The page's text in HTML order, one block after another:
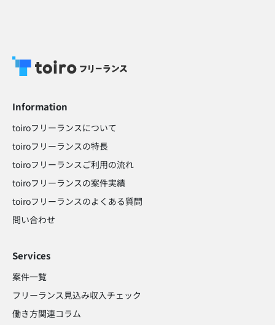
Information
toiroフリーランスについて
toiroフリーランスの特長
toiroフリーランスご利用の流れ
toiroフリーランスの案件実績
toiroフリーランスのよくある質問
問い合わせ​
Services
案件一覧
フリーランス見込み収入チェック​
働き方関連コラム​